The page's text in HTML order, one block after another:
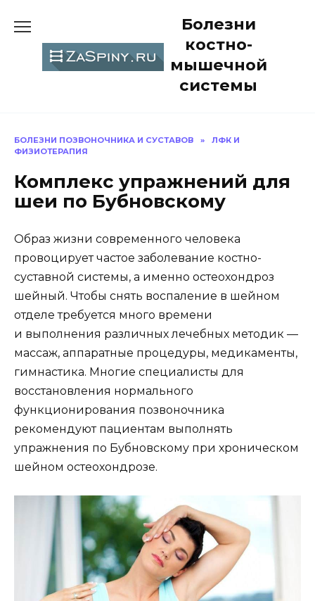
содержанию
Болезни
костно-
мышечной
системы
БОЛЕЗНИ ПОЗВОНОЧНИКА И СУСТАВОВ »
ЛФК И
ФИЗИОТЕРАПИЯ
Комплекс упражнений для
шеи по Бубновскому
Образ жизни современного человека
провоцирует частое заболевание костно-
суставной системы, а именно остеохондроз
шейный. Чтобы снять воспаление в шейном
отделе требуется много времени
и выполнения различных лечебных методик —
массаж, аппаратные процедуры, медикаменты,
гимнастика. Многие специалисты для
восстановления нормального
функционирования позвоночника
рекомендуют пациентам выполнять
упражнения по Бубновскому при хроническом
шейном остеохондрозе.